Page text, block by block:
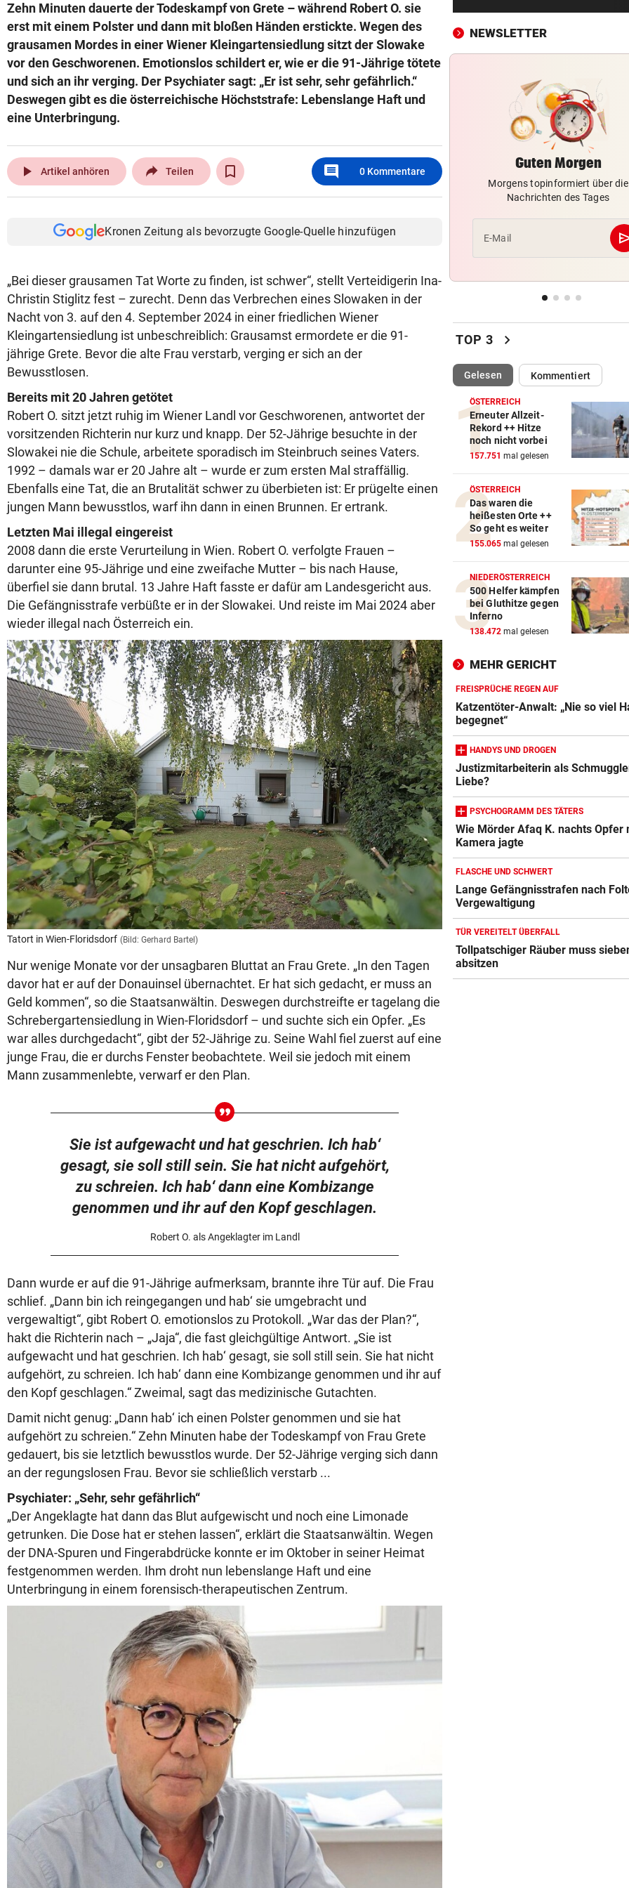
Zehn Minuten dauerte der Todeskampf von Grete – während Robert O. sie
erst mit einem Polster und dann mit bloßen Händen erstickte. Wegen des
grausamen Mordes in einer Wiener Kleingartensiedlung sitzt der Slowake
vor den Geschworenen. Emotionslos schildert er, wie er die 91-Jährige tötete
und sich an ihr verging. Der Psychiater sagt: „Er ist sehr, sehr gefährlich.“
Deswegen gibt es die österreichische Höchststrafe: Lebenslange Haft und
eine Unterbringung.
play_arrow Artikel anhören Teilen comment 0 Kommentare
Kronen Zeitung als bevorzugte Google-Quelle hinzufügen
„Bei dieser grausamen Tat Worte zu finden, ist schwer“, stellt Verteidigerin Ina-
Christin Stiglitz fest – zurecht. Denn das Verbrechen eines Slowaken in der
Nacht von 3. auf den 4. September 2024 in einer friedlichen Wiener
Kleingartensiedlung ist unbeschreiblich: Grausamst ermordete er die 91-
jährige Grete. Bevor die alte Frau verstarb, verging er sich an der
Bewusstlosen.
Bereits mit 20 Jahren getötet
Robert O. sitzt jetzt ruhig im Wiener Landl vor Geschworenen, antwortet der
vorsitzenden Richterin nur kurz und knapp. Der 52-Jährige besuchte in der
Slowakei nie die Schule, arbeitete sporadisch im Steinbruch seines Vaters.
1992 – damals war er 20 Jahre alt – wurde er zum ersten Mal straffällig.
Ebenfalls eine Tat, die an Brutalität schwer zu überbieten ist: Er prügelte einen
jungen Mann bewusstlos, warf ihn dann in einen Brunnen. Er ertrank.
Letzten Mai illegal eingereist
2008 dann die erste Verurteilung in Wien. Robert O. verfolgte Frauen –
darunter eine 95-Jährige und eine zweifache Mutter – bis nach Hause,
überfiel sie dann brutal. 13 Jahre Haft fasste er dafür am Landesgericht aus.
Die Gefängnisstrafe verbüßte er in der Slowakei. Und reiste im Mai 2024 aber
wieder illegal nach Österreich ein.
Tatort in Wien-Floridsdorf (Bild: Gerhard Bartel)
Nur wenige Monate vor der unsagbaren Bluttat an Frau Grete. „In den Tagen
davor hat er auf der Donauinsel übernachtet. Er hat sich gedacht, er muss an
Geld kommen“, so die Staatsanwältin. Deswegen durchstreifte er tagelang die
Schrebergartensiedlung in Wien-Floridsdorf – und suchte sich ein Opfer. „Es
war alles durchgedacht“, gibt der 52-Jährige zu. Seine Wahl fiel zuerst auf eine
junge Frau, die er durchs Fenster beobachtete. Weil sie jedoch mit einem
Mann zusammenlebte, verwarf er den Plan.
Sie ist aufgewacht und hat geschrien. Ich hab‘
gesagt, sie soll still sein. Sie hat nicht aufgehört,
zu schreien. Ich hab‘ dann eine Kombizange
genommen und ihr auf den Kopf geschlagen.
Robert O. als Angeklagter im Landl
Dann wurde er auf die 91-Jährige aufmerksam, brannte ihre Tür auf. Die Frau
schlief. „Dann bin ich reingegangen und hab‘ sie umgebracht und
vergewaltigt“, gibt Robert O. emotionslos zu Protokoll. „War das der Plan?“,
hakt die Richterin nach – „Jaja“, die fast gleichgültige Antwort. „Sie ist
aufgewacht und hat geschrien. Ich hab‘ gesagt, sie soll still sein. Sie hat nicht
aufgehört, zu schreien. Ich hab‘ dann eine Kombizange genommen und ihr auf
den Kopf geschlagen.“ Zweimal, sagt das medizinische Gutachten.
Damit nicht genug: „Dann hab‘ ich einen Polster genommen und sie hat
aufgehört zu schreien.“ Zehn Minuten habe der Todeskampf von Frau Grete
gedauert, bis sie letztlich bewusstlos wurde. Der 52-Jährige verging sich dann
an der regungslosen Frau. Bevor sie schließlich verstarb ...
Psychiater: „Sehr, sehr gefährlich“
„Der Angeklagte hat dann das Blut aufgewischt und noch eine Limonade
getrunken. Die Dose hat er stehen lassen“, erklärt die Staatsanwältin. Wegen
der DNA-Spuren und Fingerabdrücke konnte er im Oktober in seiner Heimat
festgenommen werden. Ihm droht nun lebenslange Haft und eine
Unterbringung in einem forensisch-therapeutischen Zentrum.
Salzburg: Lob von
und große Sorgen
SEIN GRÖSSTES JAHR vor
Musik wie nie an
„KEINE FRAGE!“ vor
Was tun gegen die schlechte
Stimmung im Land?
GROSSE AUFREGUNG vor
Brandgefahr? Hitze löst vor
Störfeuer aus
vor
springt jeden Abend ein
Klassek ist der Jannik Sinner
Tennis-Unterhaus
NACH JUSTIZ-NIEDERLAGE
Trump will nun gegen
„Geburtstourismus“
JUBEL NACH 2:1-SIEG vor
Geburtstagsbier als
Austria-Kapitän
HÜRDEN-ASS BEI EM: vor
„Ich versuche bewusst,
darum zu machen“
DREI WEHREN IM EINSATZ
Wegen Feuer in Sauna
Haus eingeäschert
PERFEKTER ZIELEINLAUF vor
Guadeloupe-Tour zum Sieg
SIMPLE TAKTIK vor
Hacker greifen Wall Street
Telefon-Trick an
VOR DUELL GEGEN STURM vor
Warum Hartberg schon im
„scharf“ wird
NEWSLETTER
Guten Morgen
Morgens topinformiert über die
Nachrichten des Tages
E-Mail
TOP 3 chevron_right
Gelesen(ausgewählt)Kommentiert
ÖSTERREICH
Erneuter Allzeit-
Rekord ++ Hitze
noch nicht vorbei
157.751 mal gelesen
ÖSTERREICH
Das waren die
heißesten Orte ++
So geht es weiter
155.065 mal gelesen
NIEDERÖSTERREICH
500 Helfer kämpfen
bei Gluthitze gegen
Inferno
138.472 mal gelesen
MEHR GERICHT
FREISPRÜCHE REGEN AUF
Katzentöter-Anwalt: „Nie so viel
begegnet“
HANDYS UND DROGEN
Justizmitarbeiterin als
Liebe?
PSYCHOGRAMM DES TÄTERS
Wie Mörder Afaq K. nachts Opfer
Kamera jagte
FLASCHE UND SCHWERT
Lange Gefängnisstrafen nach
Vergewaltigung
TÜR VEREITELT ÜBERFALL
Tollpatschiger Räuber muss
absitzen